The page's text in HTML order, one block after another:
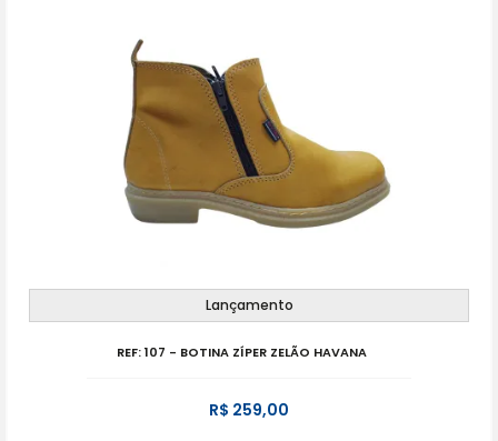
Lançamento
REF: 107 - BOTINA ZÍPER ZELÃO HAVANA
R$ 259,00